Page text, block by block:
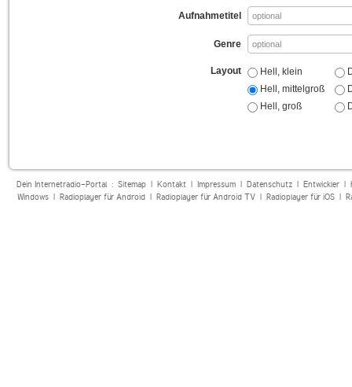
Aufnahmetitel
Genre
Layout
Hell, klein
Hell, mittelgroß
Hell, groß
Dein Internetradio-Portal : Sitemap| Kontakt| Impressum| Datenschutz| Entwickler|
Windows| Radioplayer für Android| Radioplayer für Android TV| Radioplayer für iOS|